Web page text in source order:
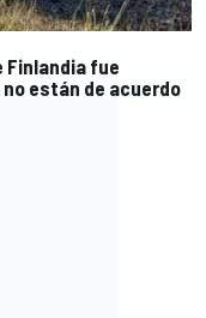
Finlandia fue
están de acuerdo